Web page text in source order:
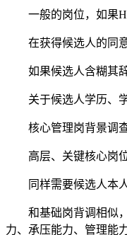
一般的岗位，如果
在获得候选人的同
如果候选人含糊其
关于候选人学历、
核心管理岗背景调
高层、关键核心岗
同样需要候选人本
和基础岗背调相似
力、承压能力、管理能